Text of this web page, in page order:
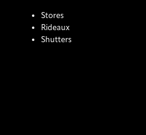
Stores
Rideaux
Shutters